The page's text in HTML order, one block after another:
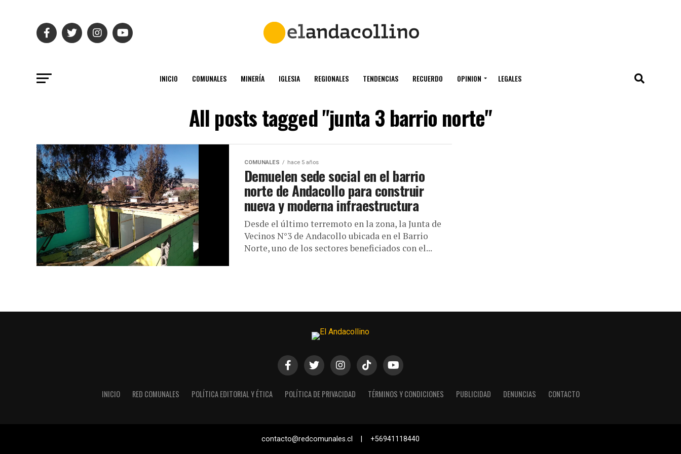
INICIO COMUNALES MINERÍA IGLESIA REGIONALES TENDENCIAS RECUERDO OPINION LEGALES
All posts tagged "junta 3 barrio norte"
COMUNALES hace 5 años
Demuelen sede social en el barrio
norte de Andacollo para construir
nueva y moderna infraestructura
Desde el último terremoto en la zona, la Junta de
Vecinos N°3 de Andacollo ubicada en el Barrio
Norte, uno de los sectores beneficiados con el...
INICIO RED COMUNALES POLÍTICA EDITORIAL Y ÉTICA POLÍTICA DE PRIVACIDAD TÉRMINOS Y CONDICIONES PUBLICIDAD DENUNCIAS CONTACTO
contacto@redcomunales.cl | +56941118440